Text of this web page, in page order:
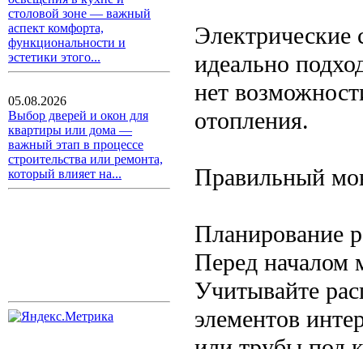
столовой зоне — важный
аспект комфорта,
функциональности и
эстетики этого...
05.08.2026
Выбор дверей и окон для
квартиры или дома —
важный этап в процессе
строительства или ремонта,
который влияет на...
Электрические
идеально
нет
отопления.
Правильный
Планирование
Перед началом
Учитывайте
элементов